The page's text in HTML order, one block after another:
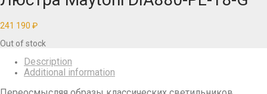
241 190 ₽
Out of stock
Description
Additional information